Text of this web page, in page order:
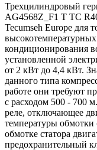
Трехцилиндровый
AG4568Z_F1 T TC
Tecumseh Europe для
кондиционирования
установленной
от 2 кВт до 4,4 кВт.
данного типа
работе они требуют
с расходом 500 - 700
реле, отключающее
температуры обмотки
обмотке статора
предохранительный